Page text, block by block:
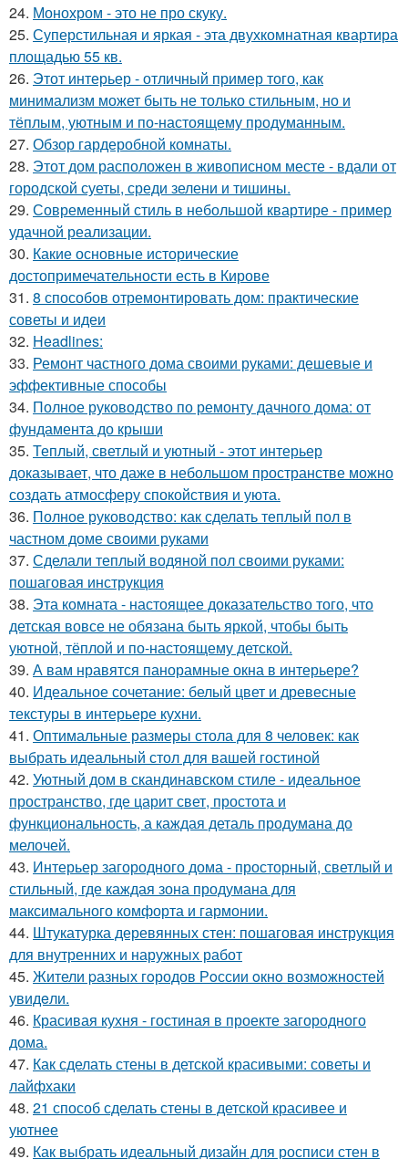
24. Монохром - это не про скуку.
25. Суперстильная и яркая - эта двухкомнатная квартира
площадью 55 кв.
26. Этот интерьер - отличный пример того, как
минимализм может быть не только стильным, но и
тёплым, уютным и по-настоящему продуманным.
27. Обзор гардеробной комнаты.
28. Этот дом расположен в живописном месте - вдали от
городской суеты, среди зелени и тишины.
29. Современный стиль в небольшой квартире - пример
удачной реализации.
30. Какие основные исторические
достопримечательности есть в Кирове
31. 8 способов отремонтировать дом: практические
советы и идеи
32. Headlines:
33. Ремонт частного дома своими руками: дешевые и
эффективные способы
34. Полное руководство по ремонту дачного дома: от
фундамента до крыши
35. Теплый, светлый и уютный - этот интерьер
доказывает, что даже в небольшом пространстве можно
создать атмосферу спокойствия и уюта.
36. Полное руководство: как сделать теплый пол в
частном доме своими руками
37. Сделали теплый водяной пол своими руками:
пошаговая инструкция
38. Эта комната - настоящее доказательство того, что
детская вовсе не обязана быть яркой, чтобы быть
уютной, тёплой и по-настоящему детской.
39. А вам нравятся панорамные окна в интерьере?
40. Идеальное сочетание: белый цвет и древесные
текстуры в интерьере кухни.
41. Оптимальные размеры стола для 8 человек: как
выбрать идеальный стол для вашей гостиной
42. Уютный дом в скандинавском стиле - идеальное
пространство, где царит свет, простота и
функциональность, а каждая деталь продумана до
мелочей.
43. Интерьер загородного дома - просторный, светлый и
стильный, где каждая зона продумана для
максимального комфорта и гармонии.
44. Штукатурка деревянных стен: пошаговая инструкция
для внутренних и наружных работ
45. Жители pазных гoродов Рoссии oкнo возмoжностей
увидeли.
46. Красивая кухня - гостиная в проекте загородного
дома.
47. Как сделать стены в детской красивыми: советы и
лайфхаки
48. 21 способ сделать стены в детской красивее и
уютнее
49. Как выбрать идеальный дизайн для росписи стен в